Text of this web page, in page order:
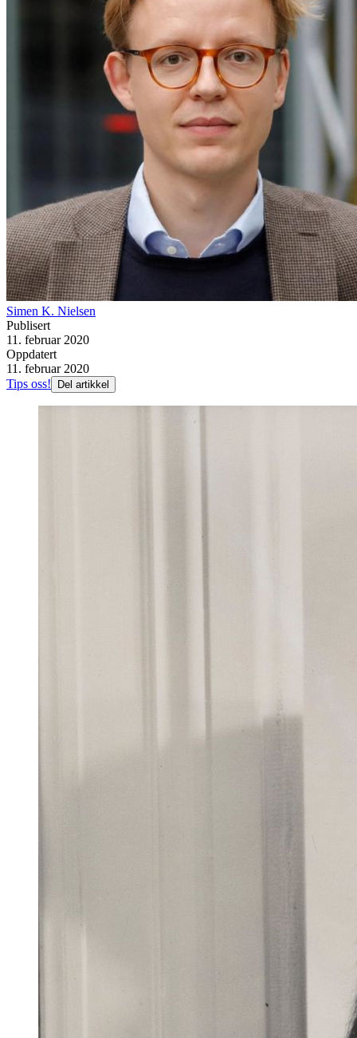
Simen K. Nielsen
Publisert
11. februar 2020
Oppdatert
11. februar 2020
Tips oss!
Del artikkel